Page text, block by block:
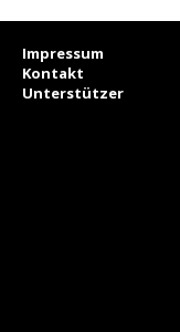
Impressum
Kontakt
Unterstützer